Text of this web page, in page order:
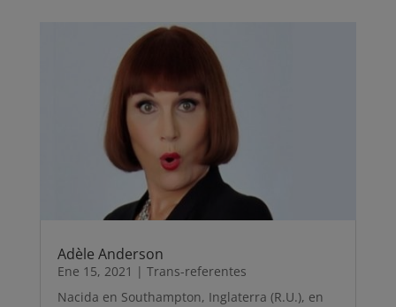
Adèle Anderson
Ene 15, 2021 | Trans-referentes
Nacida en Southampton, Inglaterra (R.U.), en